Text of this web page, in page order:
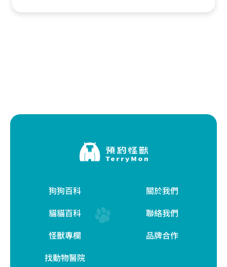
狗狗百科
貓貓百科
怪獸專欄
找動物醫院
關於我們
聯絡我們
品牌合作